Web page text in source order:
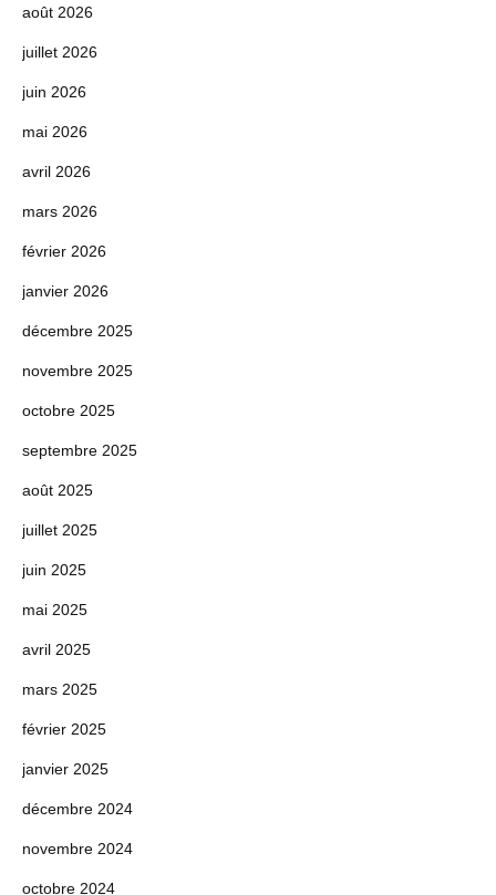
août 2026
juillet 2026
juin 2026
mai 2026
avril 2026
mars 2026
février 2026
janvier 2026
décembre 2025
novembre 2025
octobre 2025
septembre 2025
août 2025
juillet 2025
juin 2025
mai 2025
avril 2025
mars 2025
février 2025
janvier 2025
décembre 2024
novembre 2024
octobre 2024